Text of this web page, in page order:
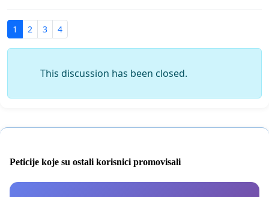
1 2 3 4
This discussion has been closed.
Peticije koje su ostali korisnici promovisali